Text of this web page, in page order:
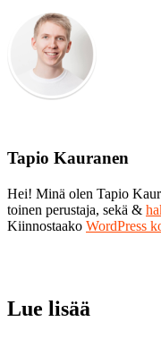
Tapio Kauranen
Hei! Minä olen Tapio
toinen perustaja, sekä &
Kiinnostaako WordPress
Lue lisää